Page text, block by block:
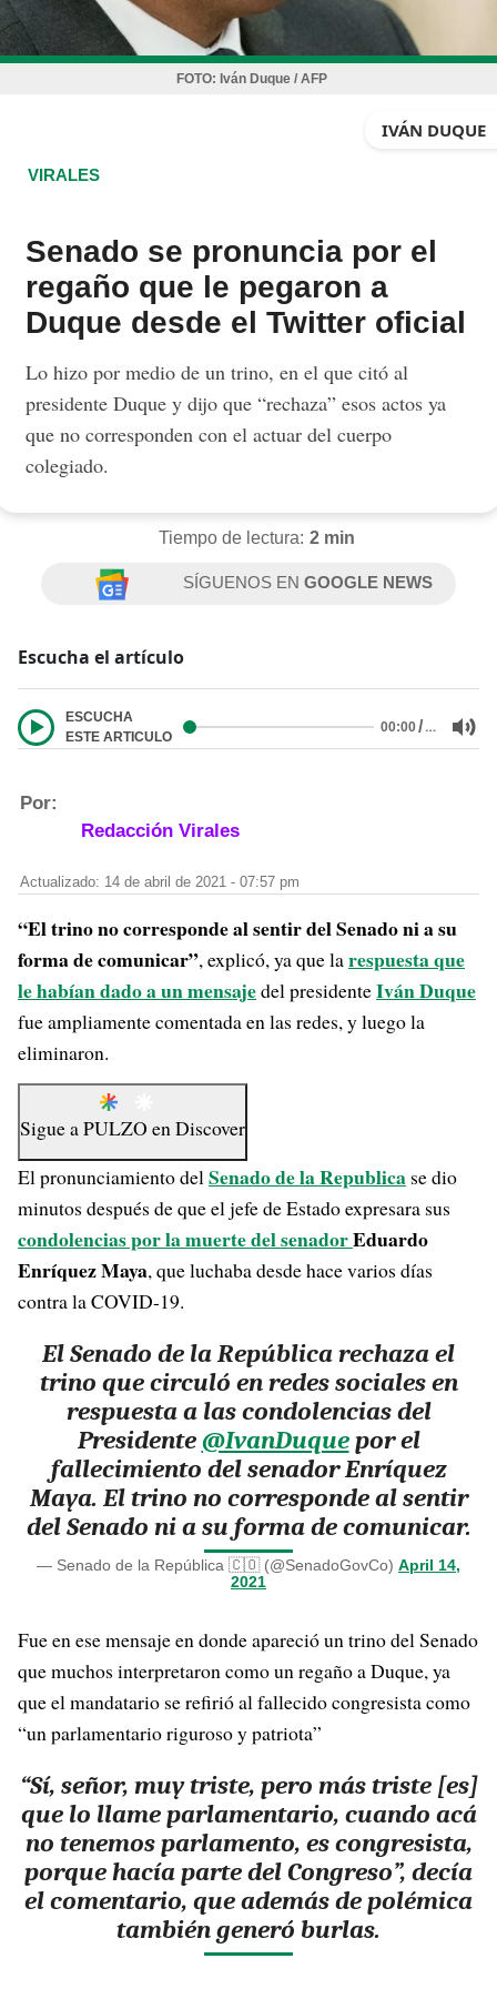
FOTO: Iván Duque / AFP
IVÁN DUQUE
VIRALES
Senado se pronuncia por el
regaño que le pegaron a
Duque desde el Twitter oficial
Lo hizo por medio de un trino, en el que citó al
presidente Duque y dijo que “rechaza” esos actos ya
que no corresponden con el actuar del cuerpo
colegiado.
Tiempo de lectura: 2 min
SÍGUENOS ENGOOGLE NEWS
Escucha el artículo
ESCUCHA
ESTE ARTICULO
00:00/…
Por:
Redacción Virales
Actualizado: 14 de abril de 2021 - 07:57 pm
“El trino no corresponde al sentir del Senado ni a su
forma de comunicar”, explicó, ya que larespuesta que
le habían dado a un mensajedel presidenteIván Duque
fue ampliamente comentada en las redes, y luego la
eliminaron.
Sigue aPULZO enDiscover
El pronunciamiento delSenado de la Republica se dio
minutos después de que el jefe de Estado expresara sus
condolencias por la muerte del senadorEduardo
Enríquez Maya, que luchaba desde hace varios días
contra la COVID-19.
El Senado de la República rechaza el
trino que circuló en redes sociales en
respuesta a las condolencias del
Presidente@IvanDuquepor el
fallecimiento del senador Enríquez
Maya. El trino no corresponde al sentir
del Senado ni a su forma de comunicar.
— Senado de la República 🇨🇴 (@SenadoGovCo) April 14,
2021
Fue en ese mensaje en donde apareció un trino del Senado
que muchos interpretaron como un regaño a Duque, ya
que el mandatario se refirió al fallecido congresista como
“un parlamentario riguroso y patriota”
“Sí, señor, muy triste, pero más triste [es]
que lo llame parlamentario, cuando acá
no tenemos parlamento, es congresista,
porque hacía parte del Congreso”, decía
el comentario, que además de polémica
también generó burlas.